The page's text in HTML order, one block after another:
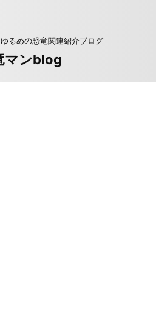
るめの恐竜関連紹介ブログ
マンblog